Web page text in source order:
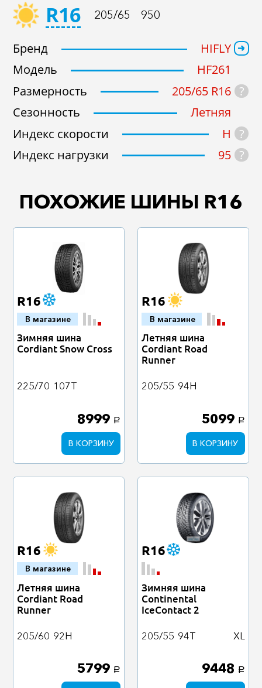
R16 205/65 950
Бренд
HIFLY
Модель
HF261
Размерность
205/65 R16 ?
Сезонность
Летняя
Индекс скорости
H
?
Индекс нагрузки
95 ?
ПОХОЖИЕ ШИНЫ R16
R16
В магазине
Зимняя шина
Cordiant Snow Cross
225/70 107T
8999 a
В КОРЗИНУ
R16
В магазине
Летняя шина
Cordiant Road
Runner
205/55 94H
5099 a
В КОРЗИНУ
R16
В магазине
Летняя шина
Cordiant Road
Runner
205/60 92H
5799 a
R16
Зимняя шина
Continental
IceContact 2
205/55 94T XL
9448 a